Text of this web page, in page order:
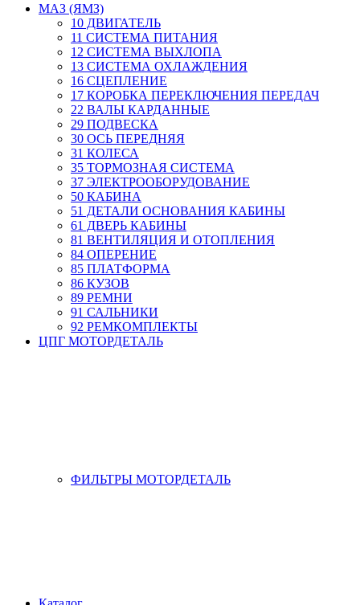
МАЗ (ЯМЗ)
10 ДВИГАТЕЛЬ
11 СИСТЕМА ПИТАНИЯ
12 СИСТЕМА ВЫХЛОПА
13 СИСТЕМА ОХЛАЖДЕНИЯ
16 СЦЕПЛЕНИЕ
17 КОРОБКА ПЕРЕКЛЮЧЕНИЯ ПЕРЕДАЧ
22 ВАЛЫ КАРДАННЫЕ
29 ПОДВЕСКА
30 ОСЬ ПЕРЕДНЯЯ
31 КОЛЕСА
35 ТОРМОЗНАЯ СИСТЕМА
37 ЭЛЕКТРООБОРУДОВАНИЕ
50 КАБИНА
51 ДЕТАЛИ ОСНОВАНИЯ КАБИНЫ
61 ДВЕРЬ КАБИНЫ
81 ВЕНТИЛЯЦИЯ И ОТОПЛЕНИЯ
84 ОПЕРЕНИЕ
85 ПЛАТФОРМА
86 КУЗОВ
89 РЕМНИ
91 САЛЬНИКИ
92 РЕМКОМПЛЕКТЫ
ЦПГ МОТОРДЕТАЛЬ
ФИЛЬТРЫ МОТОРДЕТАЛЬ